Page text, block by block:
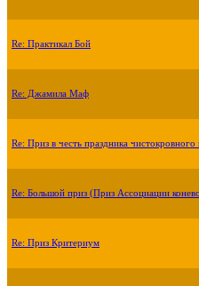
Re: Практикал Бой
Re: Джамила Маф
Re: Приз в честь праздника чистокровного
Re: Большой приз (Приз Ассоциации
Re: Приз Критериум